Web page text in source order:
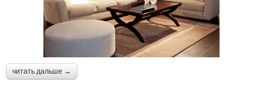
читать дальше →